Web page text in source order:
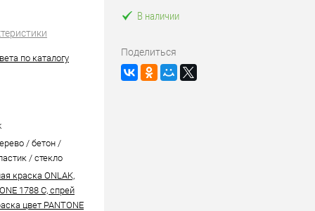
по каталогу
/ бетон /
/ стекло
краска ONLAK,
1788 C, спрей
цвет PANTONE
В наличии
Поделиться